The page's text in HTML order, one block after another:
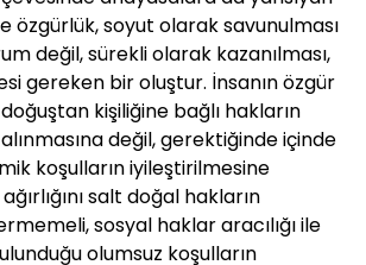
özgürlük, soyut olarak savunulması
değil, sürekli olarak kazanılması,
gereken bir oluştur. İnsanın özgür
kişiliğine bağlı hakların
değil, gerektiğinde içinde
koşulların iyileştirilmesine
salt doğal hakların
sosyal haklar aracılığı ile
olumsuz koşulların